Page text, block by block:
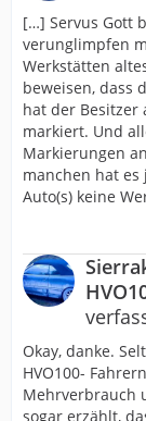
[…] Servus Gott
verunglimpfen
Werkstätten
beweisen, dass
hat der Besitzer
markiert. Und
Markierungen
manchen hat
Auto(s) keine
Okay, danke.
HVO100-
Mehrverbrauch
sogar erzählt,